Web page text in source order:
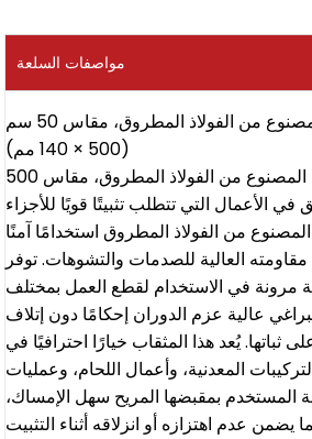
مواصفات السلعة
مثقاب هوك الثقيل المصنوع من الفولاذ المطروق، مقاس 50 سم
(500 × 140 مم)
يتميز مثقاب هوك الثقيل المصنوع من الفولاذ المطروق، مقاس 500
في الأعمال التي تتطلب تثبيتًا قويًا للأجزاء
المصنوع من الفولاذ المطروق استخدامًا آمنًا
العالية للصدمات والتشوهات. توفر
مرونة في الاستخدام لقطع العمل بمختلف
عالية عزم الدوران إحكامًا دون إتلاف
ثباتها. يُعد هذا المثقاب خيارًا احترافيًا في
المعدنية، وأعمال اللحام، وعمليات
المستخدم بمقبضها المريح سهل الإمساك،